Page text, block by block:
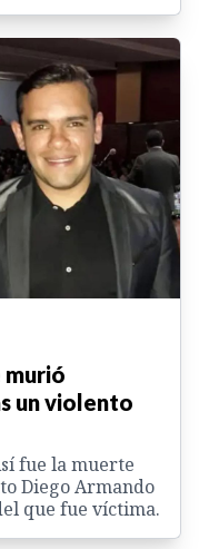
murió
un violento
fue la muerte
Diego Armando
que fue víctima.